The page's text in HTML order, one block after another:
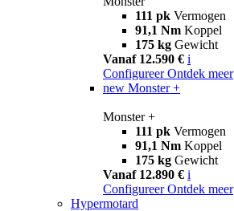
111 pk Vermogen
91,1 Nm Koppel
175 kg Gewicht
Vanaf 12.590 € i
Configureer Ontdek meer
new Monster +
Monster +
111 pk Vermogen
91,1 Nm Koppel
175 kg Gewicht
Vanaf 12.890 € i
Configureer Ontdek meer
Hypermotard